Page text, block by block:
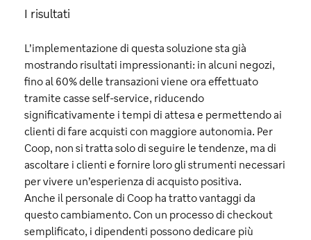
I risultati
L’implementazione di questa soluzione sta già
mostrando risultati impressionanti: in alcuni negozi,
fino al 60% delle transazioni viene ora effettuato
tramite casse self-service, riducendo
significativamente i tempi di attesa e permettendo ai
clienti di fare acquisti con maggiore autonomia. Per
Coop, non si tratta solo di seguire le tendenze, ma di
ascoltare i clienti e fornire loro gli strumenti necessari
per vivere un’esperienza di acquisto positiva.
Anche il personale di Coop ha tratto vantaggi da
questo cambiamento. Con un processo di checkout
semplificato, i dipendenti possono dedicare più